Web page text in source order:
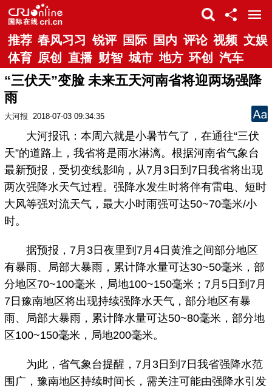
推荐 春风习习 锐评 国际 国内 评论 视频 文娱
体育 原创 直播 财智 城市 地方 环创 汽车
“三伏天”变脸 未来五天河南省将迎两场强降
雨
大河报 2018-07-03 09:34:35
大河报讯：本周六就是小暑节气了，在通往“三伏
天”的道路上，我省将是雨水淋漓。根据河南省气象台
最新预报，受切变线影响，从7月3日到7日我省将出现
两次强降水天气过程。强降水发生时将伴有雷电、短时
大风等强对流天气，最大小时雨强可达50~70毫米/小
时。
据预报，7月3日夜里到7月4日黄淮之间部分地区
有暴雨、局部大暴雨，累计降水量可达30~50毫米，部
分地区70~100毫米，局地100~150毫米；7月5日到7月
7日豫南地区将出现持续强降水天气，部分地区有暴
雨、局部大暴雨，累计降水量可达50~80毫米，部分地
区100~150毫米，局地200毫米。
为此，省气象台提醒，7月3日到7日我省强降水范
围广，豫南地区持续时间长，需关注可能由强降水引发